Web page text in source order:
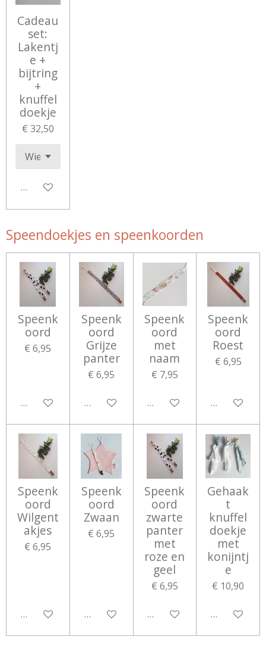
Cadeau
set:
Lakentj
e +
bijtring
+
knuffel
doekje
€ 32,50
Bekijk details
Speendoekjes en speenkoorden
Speenk
oord
€ 6,95
Bekijk details
Speenk
oord
Grijze
panter
€ 6,95
Bekijk details
Speenk
oord
met
naam
€ 7,95
Bekijk details
Speenk
oord
Roest
€ 6,95
Bekijk
Speenk
oord
Wilgent
akjes
€ 6,95
Bekijk details
Speenk
oord
Zwaan
€ 6,95
Bekijk details
Speenk
oord
zwarte
panter
met
roze en
geel
€ 6,95
Bekijk details
Gehaak
t
knuffel
doekje
met
konijntj
e
€ 10,90
Bekijk